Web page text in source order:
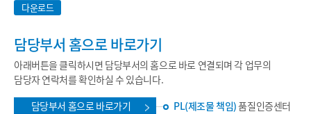
다운로드
담당부서 홈으로 바로가기
아래버튼을 클릭하시면 담당부서의 홈으로 바로 연결되며 각 업무의
담당자 연락처를 확인하실 수 있습니다.
담당부서 홈으로 바로가기
PL(제조물 책임)품질인증센터